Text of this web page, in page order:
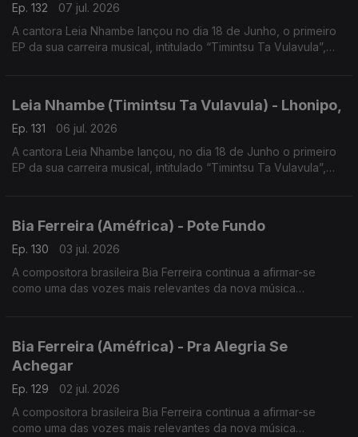
Ep. 132
07 jul. 2026
A cantora Leia Nhambe lançou no dia 18 de Junho, o primeiro
EP da sua carreira musical, intitulado “Timintsu Ta Vulavula”,
Leia Nhambe (Timintsu Ta Vulavula) - Lhonipo,
Ep. 131
06 jul. 2026
A cantora Leia Nhambe lançou, no dia 18 de Junho o primeiro
EP da sua carreira musical, intitulado “Timintsu Ta Vulavula”,
Bia Ferreira (Améfrica) - Pote Fundo
Ep. 130
03 jul. 2026
A compositora brasileira Bia Ferreira continua a afirmar-se
como uma das vozes mais relevantes da nova música
Bia Ferreira (Améfrica) - Pra Alegria Se
Achegar
Ep. 129
02 jul. 2026
A compositora brasileira Bia Ferreira continua a afirmar-se
como uma das vozes mais relevantes da nova música